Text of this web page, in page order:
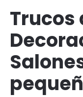
Trucos